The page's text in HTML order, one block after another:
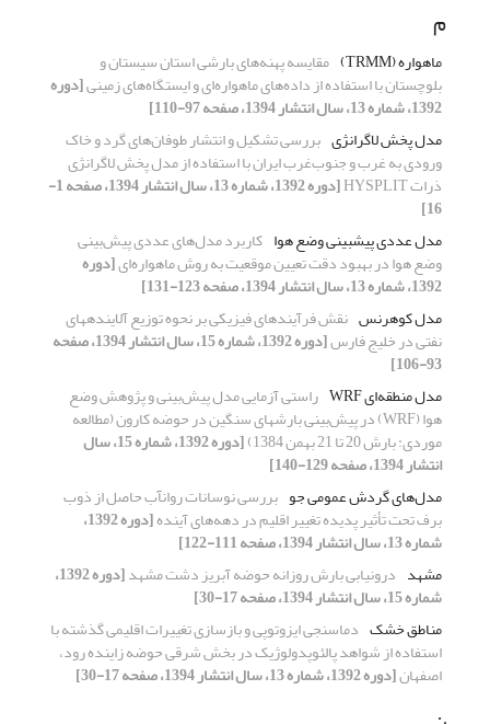
م
ماهواره (TRMM) مقایسه پهنه‌های بارشی استان سیستان و
بلوچستان با استفاده از داده‌های ماهواره‌ای و ایستگاه‌های زمینی[دوره
1392، شماره 13، سال انتشار 1394، صفحه 97-110]
مدل پخش لاگرانژی بررسی تشکیل و انتشار طوفان‌های گرد و خاک
ورودی به غرب و جنوب‌غرب ایران با استفاده از مدل پخش لاگرانژی
ذرات HYSPLIT [دوره 1392، شماره 13، سال انتشار 1394، صفحه 1-
16]
مدل عددی پیش­بینی وضع هوا کاربرد مدل‌های عددی پیش‌بینی
وضع هوا در بهبود دقت تعیین موقعیت به روش ماهواره‌ای[دوره
1392، شماره 13، سال انتشار 1394، صفحه 123-131]
مدل کوهرنس نقش فرآیندهای فیزیکی بر نحوه توزیع آلاینده‏های
نفتی در خلیج فارس [دوره 1392، شماره 15، سال انتشار 1394، صفحه
93-106]
مدل‌ منطقه‌ای WRF
راستی آزمایی مدل پیش‌بینی و پژوهش وضع
هوا (WRF) در پیش‌بینی بارشهای سنگین در حوضه کارون (مطالعه
موردی: بارش 20 تا 21 بهمن 1384) [دوره 1392، شماره 15، سال
انتشار 1394، صفحه 129-140]
مدل‌های گردش عمومی جو بررسی نوسانات روانآب حاصل از ذوب
برف تحت تأثیر پدیده تغییر اقلیم در دهه‌های آینده [دوره 1392،
شماره 13، سال انتشار 1394، صفحه 111-122]
مشهد درونیابی بارش روزانه حوضه آبریز دشت مشهد [دوره 1392،
شماره 15، سال انتشار 1394، صفحه 17-30]
مناطق خشک دماسنجی ایزوتوپی و بازسازی تغییرات اقلیمی گذشته با
استفاده از شواهد پالئوپدولوژیک در بخش شرقی حوضه زاینده رود،
اصفهان[دوره 1392، شماره 13، سال انتشار 1394، صفحه 17-30]